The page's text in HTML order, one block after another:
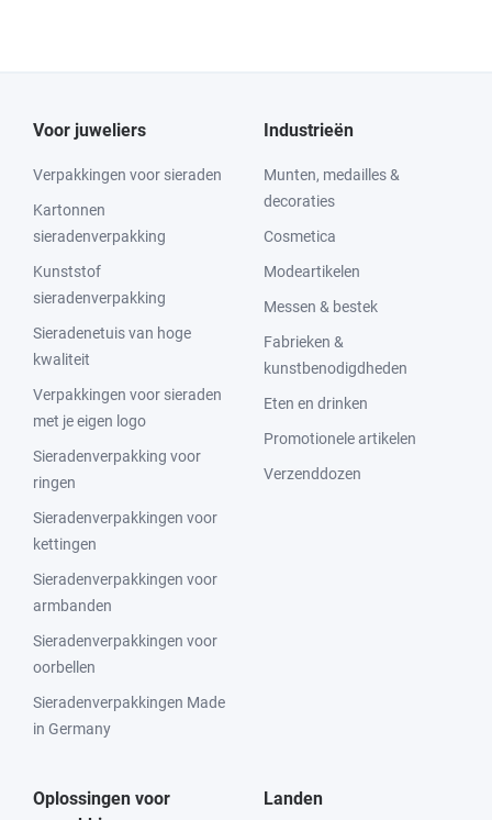
Voor juweliers
Verpakkingen voor sieraden
Kartonnen
sieradenverpakking
Kunststof
sieradenverpakking
Sieradenetuis van hoge
kwaliteit
Verpakkingen voor sieraden
met je eigen logo
Sieradenverpakking voor
ringen
Sieradenverpakkingen voor
kettingen
Sieradenverpakkingen voor
armbanden
Sieradenverpakkingen voor
oorbellen
Sieradenverpakkingen Made
in Germany
Industrieën
Munten, medailles &
decoraties
Cosmetica
Modeartikelen
Messen & bestek
Fabrieken &
kunstbenodigdheden
Eten en drinken
Promotionele artikelen
Verzenddozen
Oplossingen voor
Landen